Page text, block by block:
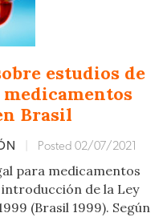
estudios de
Brasil
Posted 02/07/2021
para medicamentos
de la Ley
(Brasil 1999). Según